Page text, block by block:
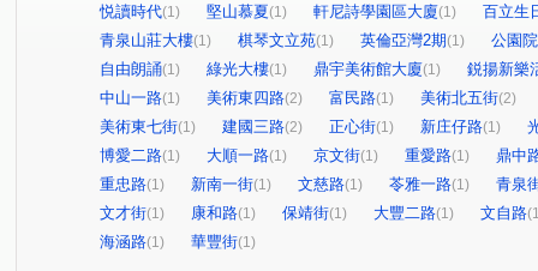
悦讀時代(1) 堅山慕夏(1) 軒尼詩學園區大廈(1)
百立生
青泉山莊大樓(1) 棋琴文立苑(1) 英倫亞灣2期(1)
公園院
自由朗誦(1) 綠光大樓(1) 鼎宇美術館大廈(1)
鋭揚新樂
中山一路(1) 美術東四路(2) 富民路(1) 美術北五街(2)
美術東七街(1) 建國三路(2) 正心街(1) 新庄仔路(1)
博愛二路(1) 大順一路(1) 京文街(1) 重愛路(1)
鼎中
重忠路(1) 新南一街(1) 文慈路(1) 苓雅一路(1)
青泉
文才街(1) 康和路(1) 保靖街(1) 大豐二路(1) 文自路
海涵路(1) 華豐街(1)